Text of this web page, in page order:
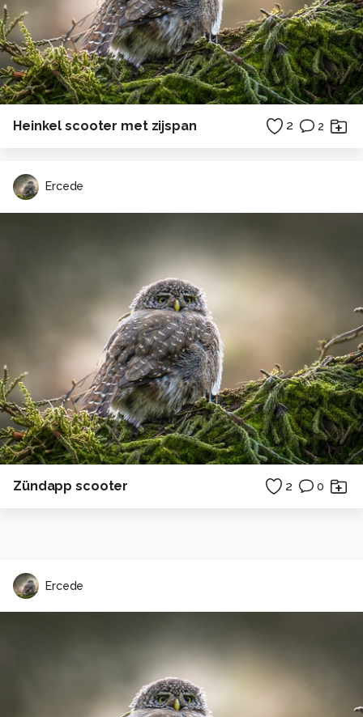
Heinkel scooter met zijspan 2 2
Ercede
Zündapp scooter 2 0
Ercede